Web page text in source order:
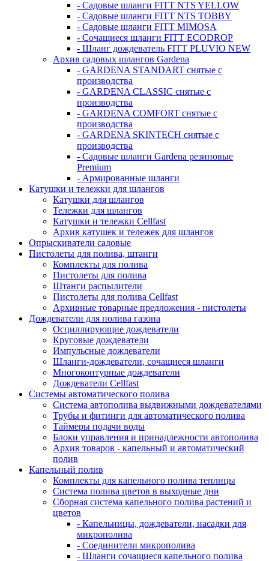
- Садовые шланги FITT NTS YELLOW
- Садовые шланги FITT NTS TOBBY
- Садовые шланги FITT MIMOSA
- Сочащиеся шланги FITT ECODROP
- Шланг дождеватель FITT PLUVIO NEW
Архив садовых шлангов Gardena
- GARDENA STANDART снятые с
производства
- GARDENA CLASSIC снятые с
производства
- GARDENA COMFORT снятые с
производства
- GARDENA SKINTECH снятые с
производства
- Садовые шланги Gardena резиновые
Premium
- Армированные шланги
Катушки и тележки для шлангов
Катушки для шлангов
Тележки для шлангов
Катушки и тележки Cellfast
Архив катушек и тележек для шлангов
Опрыскиватели садовые
Пистолеты для полива, штанги
Комплекты для полива
Пистолеты для полива
Штанги распылители
Пистолеты для полива Cellfast
Архивные товарные предложения - пистолеты
Дождеватели для полива газона
Осциллирующие дождеватели
Круговые дождеватели
Импульсные дождеватели
Шланги-дождеватели, сочащиеся шланги
Многоконтурные дождеватели
Дождеватели Cellfast
Системы автоматического полива
Система автополива выдвижными дождевателями
Трубы и фитинги для автоматического полива
Таймеры подачи воды
Блоки управления и принадлежности автополива
Архив товаров - капельный и автоматический
полив
Капельный полив
Комплекты для капельного полива теплицы
Система полива цветов в выходные дни
Сборная система капельного полива растений и
цветов
- Капельницы, дождеватели, насадки для
микрополива
- Соединители микрополива
- Шланги сочащиеся капельного полива